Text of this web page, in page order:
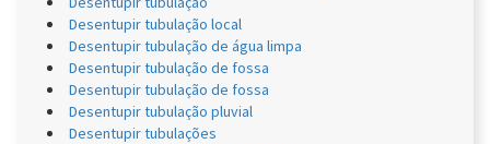
Desentupir tubulação local
Desentupir tubulação de água limpa
Desentupir tubulação de fossa
Desentupir tubulação de fossa
Desentupir tubulação pluvial
Desentupir tubulações